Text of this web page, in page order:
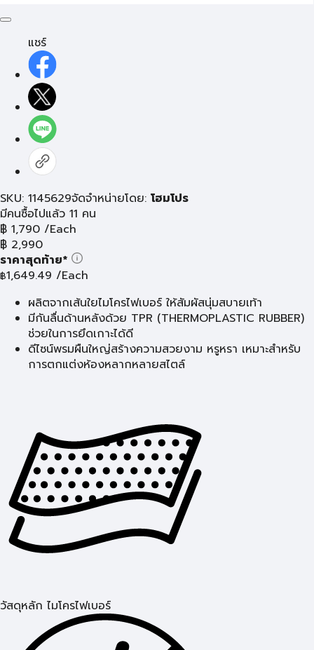
แชร์
SKU: 1145629จัดจำหน่ายโดย: โฮมโปร
มีคนซื้อไปแล้ว 11 คน
฿ 1,790 /Each
฿ 2,990
ราคาสุดท้าย*
฿1,649.49 /Each
ผลิตจากเส้นใยไมโครไฟเบอร์ ให้สัมผัสนุ่มสบายเท้า
มีกันลื่นด้านหลังด้วย TPR (THERMOPLASTIC RUBBER)
ช่วยในการยึดเกาะได้ดี
ดีไซน์พรมผืนใหญ่สร้างความสวยงาม หรูหรา เหมาะสำหรับ
การตกแต่งห้องหลากหลายสไตล์
วัสดุหลัก ไมโครไฟเบอร์